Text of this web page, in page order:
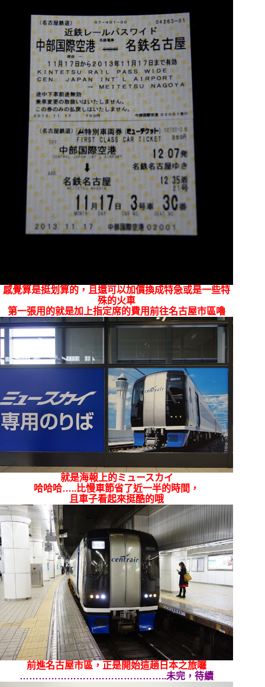
感覺算是挺划算的，且還可以加價換成特急或是一些特
殊的火車
第一張用的就是加上指定席的費用前往名古屋市區嚕
就是海報上的ミュースカイ
哈哈哈…..比慢車節省了近一半的時間，
且車子看起來挺酷的哦
前進名古屋市區，正是開始這趟日本之旅囉
………………………………………..未完，待續